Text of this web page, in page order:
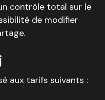
contrôle total sur le
de modifier
.
aux tarifs suivants :